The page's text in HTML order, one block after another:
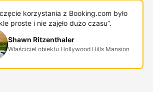
korzystania z Booking.com było
proste i nie zajęło dużo czasu”.
Shawn Ritzenthaler
Właściciel obiektu Hollywood Hills Mansion